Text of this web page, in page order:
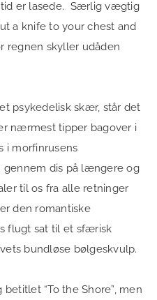
er lasede. Særlig vægtig
a knife to your chest and
regnen skyller udåden
psykedelisk skær, står det
nærmest tipper bagover i
i morfinrusens
gennem dis på længere og
til os fra alle retninger
den romantiske
flugt sat til et sfærisk
bundløse bølgeskvulp.
“To the Shore”, men